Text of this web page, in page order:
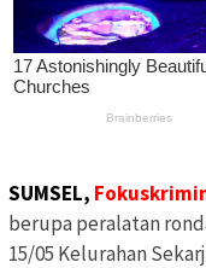
SUMSEL,
berupa peralatan
15/05 Kelurahan